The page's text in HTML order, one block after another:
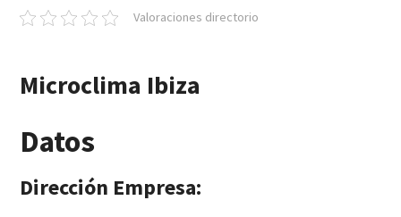
Valoraciones directorio
Microclima Ibiza
Datos
Dirección Empresa: